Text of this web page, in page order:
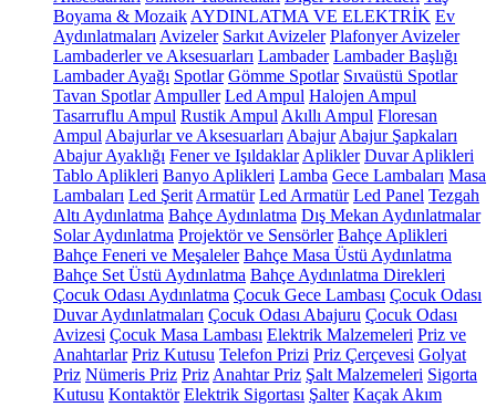
Boyama & Mozaik AYDINLATMA VE ELEKTRİK Ev
Aydınlatmaları Avizeler Sarkıt Avizeler Plafonyer Avizeler
Lambaderler ve Aksesuarları Lambader Lambader Başlığı
Lambader Ayağı Spotlar Gömme Spotlar Sıvaüstü Spotlar
Tavan Spotlar Ampuller Led Ampul Halojen Ampul
Tasarruflu Ampul Rustik Ampul Akıllı Ampul Floresan
Ampul Abajurlar ve Aksesuarları Abajur Abajur Şapkaları
Abajur Ayaklığı Fener ve Işıldaklar Aplikler Duvar Aplikleri
Tablo Aplikleri Banyo Aplikleri Lamba Gece Lambaları Masa
Lambaları Led Şerit Armatür Led Armatür Led Panel Tezgah
Altı Aydınlatma Bahçe Aydınlatma Dış Mekan Aydınlatmalar
Solar Aydınlatma Projektör ve Sensörler Bahçe Aplikleri
Bahçe Feneri ve Meşaleler Bahçe Masa Üstü Aydınlatma
Bahçe Set Üstü Aydınlatma Bahçe Aydınlatma Direkleri
Çocuk Odası Aydınlatma Çocuk Gece Lambası Çocuk Odası
Duvar Aydınlatmaları Çocuk Odası Abajuru Çocuk Odası
Avizesi Çocuk Masa Lambası Elektrik Malzemeleri Priz ve
Anahtarlar Priz Kutusu Telefon Prizi Priz Çerçevesi Golyat
Priz Nümeris Priz Priz Anahtar Priz Şalt Malzemeleri Sigorta
Kutusu Kontaktör Elektrik Sigortası Şalter Kaçak Akım